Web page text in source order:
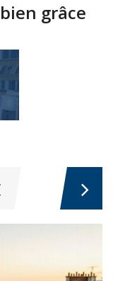
grâce